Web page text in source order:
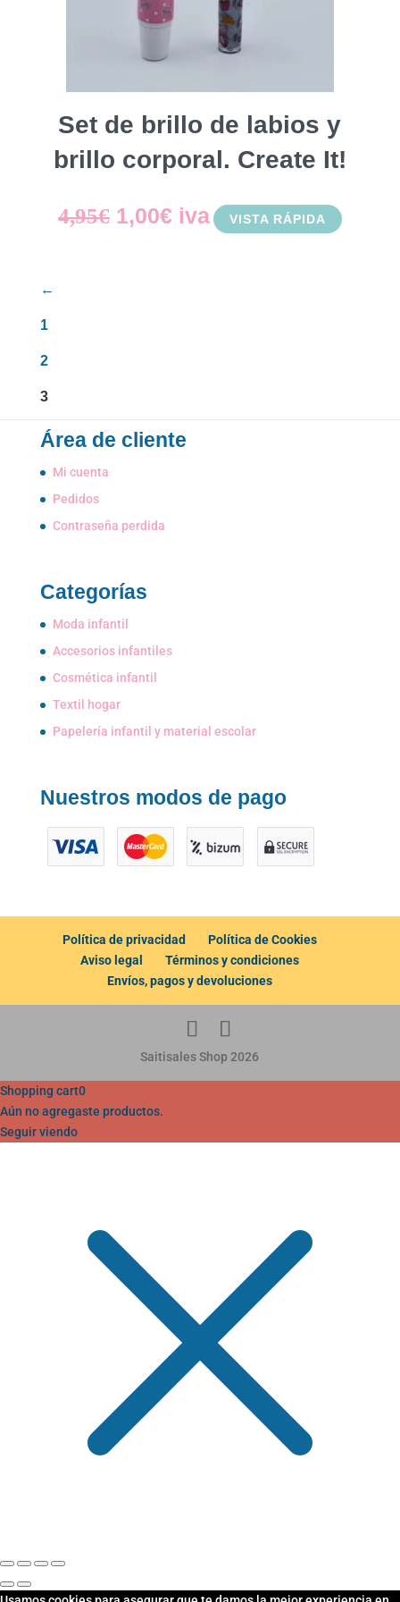
Set de brillo de labios y
brillo corporal. Create It!
4,95€ El
1,00€Eliva VISTA RÁPIDA
←
1
2
3
Área de cliente
Mi cuenta
Pedidos
Contraseña perdida
Categorías
Moda infantil
Accesorios infantiles
Cosmética infantil
Textil hogar
Papelería infantil y material escolar
Nuestros modos de pago
Política de privacidad
Política de Cookies
Aviso legal
Términos y condiciones
Envíos, pagos y devoluciones
Saitisales Shop 2026
Shopping cart0
Aún no agregaste productos.
Seguir viendo